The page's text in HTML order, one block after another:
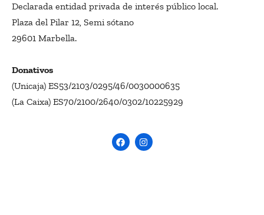
Declarada entidad privada de interés público local.
Plaza del Pilar 12, Semi sótano
29601 Marbella.
Donativos
(Unicaja) ES53/2103/0295/46/0030000635
(La Caixa) ES70/2100/2640/0302/10225929